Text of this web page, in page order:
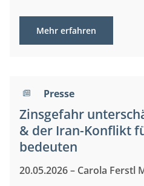
Mehr erfahren
Presse
Zinsgefahr
& der Iran-Konflikt
bedeuten
20.05.2026 – Carola Ferstl